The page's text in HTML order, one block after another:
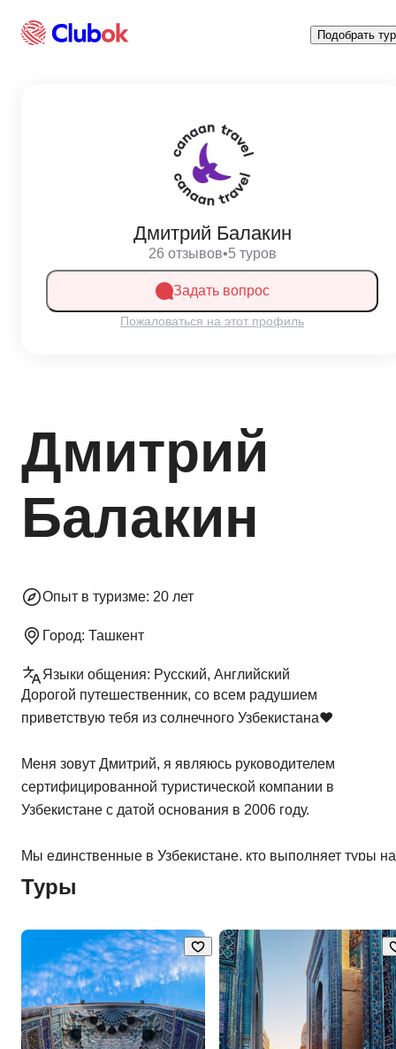
Подобрать тур
Дмитрий Балакин
26 отзывов•5 туров
Задать вопрос
Пожаловаться на этот профиль
Дмитрий
Балакин
Опыт в туризме: 20 лет
Город: Ташкент
Языки общения: Русский, Английский
Дорогой путешественник, со всем радушием
приветствую тебя из солнечного Узбекистана❤️
Меня зовут Дмитрий, я являюсь руководителем
сертифицированной туристической компании в
Узбекистане с датой основания в 2006 году.
Мы единственные в Узбекистане, кто выполняет туры на
ежедневных заездах с вариативностью программ на 3, 5
и 7 ночей. Все туры заезды выполняются гарантировано
Пиши в ЧАТ за подробной информацией и получи
приятный сюрприз в честь знакомства!
Туры